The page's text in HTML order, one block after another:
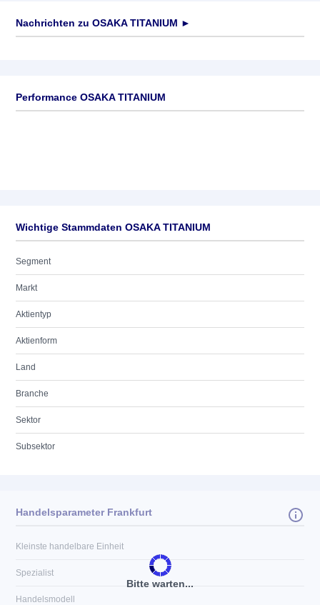
Nachrichten zu OSAKA TITANIUM ►
Performance OSAKA TITANIUM
Wichtige Stammdaten OSAKA TITANIUM
Segment
Markt
Aktientyp
Aktienform
Land
Branche
Sektor
Subsektor
Bitte warten...
Handelsparameter Frankfurt
Kleinste handelbare Einheit
Spezialist
Handelsmodell